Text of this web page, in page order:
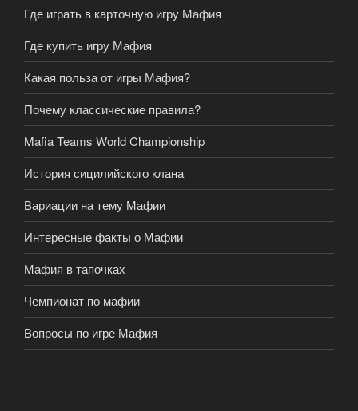
Где играть в карточную игру Мафия
Где купить игру Мафия
Какая польза от игры Мафия?
Почему классические правила?
Mafia Teams World Championship
История сицилийского клана
Вариации на тему Мафии
Интересные факты о Мафии
Мафия в тапочках
Чемпионат по мафии
Вопросы по игре Мафия